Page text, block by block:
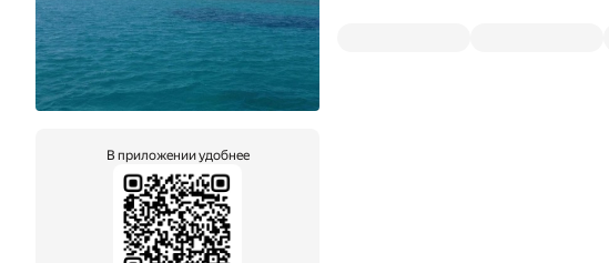
В приложении удобнее